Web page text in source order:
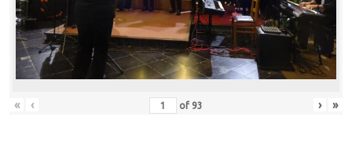
« ‹ of 93 › »